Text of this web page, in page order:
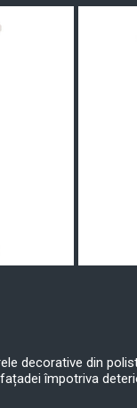
decorative din
fațadei împotriva